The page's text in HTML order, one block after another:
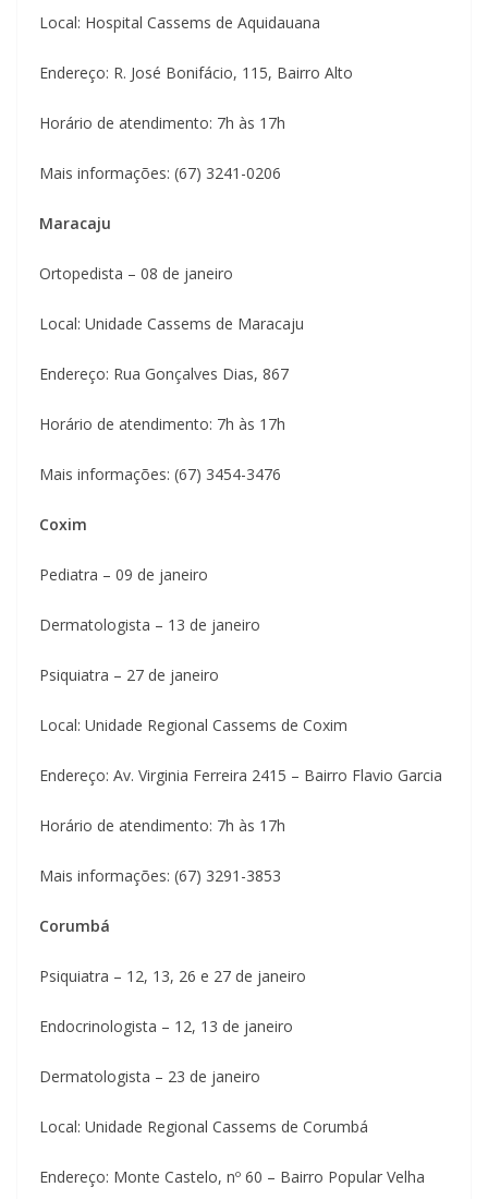
Local: Hospital Cassems de Aquidauana
Endereço: R. José Bonifácio, 115, Bairro Alto
Horário de atendimento: 7h às 17h
Mais informações: (67) 3241-0206
Maracaju
Ortopedista – 08 de janeiro
Local: Unidade Cassems de Maracaju
Endereço: Rua Gonçalves Dias, 867
Horário de atendimento: 7h às 17h
Mais informações: (67) 3454-3476
Coxim
Pediatra – 09 de janeiro
Dermatologista – 13 de janeiro
Psiquiatra – 27 de janeiro
Local: Unidade Regional Cassems de Coxim
Endereço: Av. Virginia Ferreira 2415 – Bairro Flavio Garcia
Horário de atendimento: 7h às 17h
Mais informações: (67) 3291-3853
Corumbá
Psiquiatra – 12, 13, 26 e 27 de janeiro
Endocrinologista – 12, 13 de janeiro
Dermatologista – 23 de janeiro
Local: Unidade Regional Cassems de Corumbá
Endereço: Monte Castelo, nº 60 – Bairro Popular Velha